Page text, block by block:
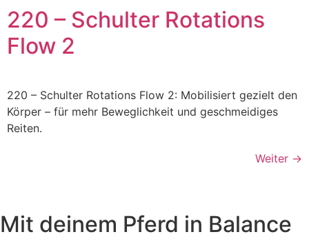
220 – Schulter Rotations
Flow 2
220 – Schulter Rotations Flow 2: Mobilisiert gezielt den
Körper – für mehr Beweglichkeit und geschmeidiges
Reiten.
Weiter →
Mit deinem Pferd in Balance